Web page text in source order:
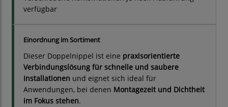
verfügbar
Einordnung im Sortiment
Dieser Doppelnippel ist eine praxisorientierte
Verbindungslösung für schnelle und saubere
Installationen und eignet sich ideal für
Anwendungen, bei denen Montagezeit und Dichtheit
im Fokus stehen.